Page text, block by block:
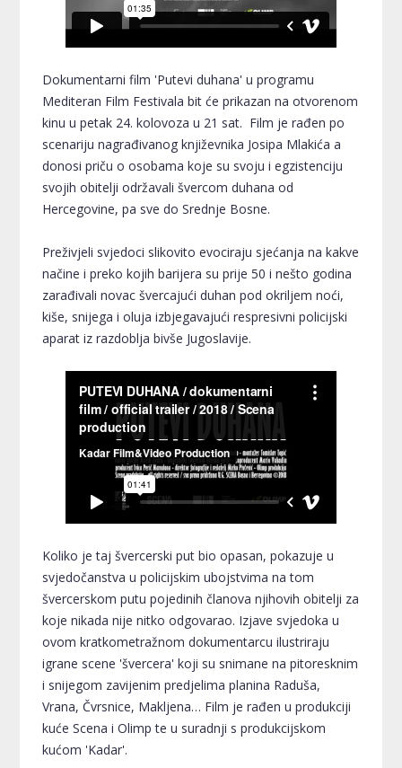
Dokumentarni film 'Putevi duhana' u programu
Mediteran Film Festivala bit će prikazan na otvorenom
kinu u petak 24. kolovoza u 21 sat. Film je rađen po
scenariju nagrađivanog književnika Josipa Mlakića a
donosi priču o osobama koje su svoju i egzistenciju
svojih obitelji održavali švercom duhana od
Hercegovine, pa sve do Srednje Bosne.
Preživjeli svjedoci slikovito evociraju sjećanja na kakve
načine i preko kojih barijera su prije 50 i nešto godina
zarađivali novac švercajući duhan pod okriljem noći,
kiše, snijega i oluja izbjegavajući respresivni policijski
aparat iz razdoblja bivše Jugoslavije.
Koliko je taj švercerski put bio opasan, pokazuje u
svjedočanstva u policijskim ubojstvima na tom
švercerskom putu pojedinih članova njihovih obitelji za
koje nikada nije nitko odgovarao. Izjave svjedoka u
ovom kratkometražnom dokumentarcu ilustriraju
igrane scene 'švercera' koji su snimane na pitoresknim
i snijegom zavijenim predjelima planina Raduša,
Vrana, Čvrsnice, Makljena… Film je rađen u produkciji
kuće Scena i Olimp te u suradnji s produkcijskom
kućom 'Kadar'.